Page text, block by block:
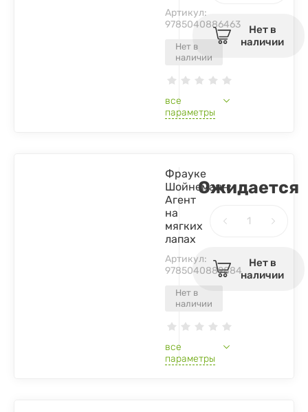
Нет в
наличии
Артикул:
9785040886463
все
параметры
Нет в
наличии
Нет в
наличии
Фрауке
Шойнеманн:
Агент
на
мягких
лапах
Артикул:
9785040889884
все
параметры
Ожидается
Нет в
наличии